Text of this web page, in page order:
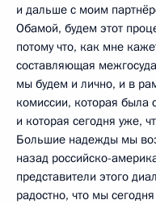
и дальше с моим
Обамой, будем этот
потому что, как мне
составляющая
мы будем и лично, и в
комиссии, которая была
и которая сегодня уже,
Большие надежды мы
назад российско-
представители этого
радостно, что мы